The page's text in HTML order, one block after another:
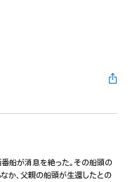
船が消息を絶った。その船頭の
か、父親の船頭が生還したとの